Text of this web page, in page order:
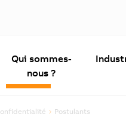
Qui sommes-
nous ?
Postulants